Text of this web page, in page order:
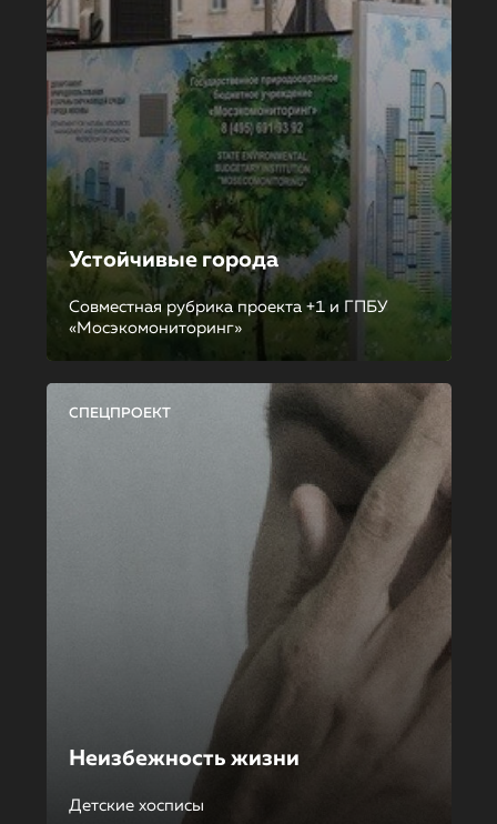
Устойчивые города
Совместная рубрика проекта +1 и ГПБУ
«Мосэкомониторинг»
СПЕЦПРОЕКТ
Неизбежность жизни
Детские хосписы